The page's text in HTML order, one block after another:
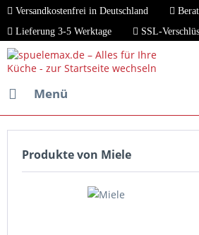
Versandkostenfrei in Deutschland
Lieferung 3-5 Werktage
SSL-
Menü
Produkte von Miele